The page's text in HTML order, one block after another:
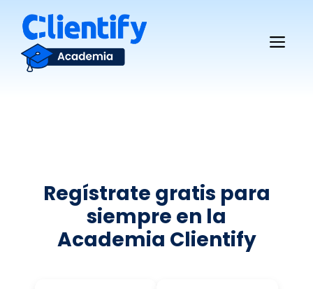
contenido
Regístrate gratis para
siempre en la
Academia Clientify